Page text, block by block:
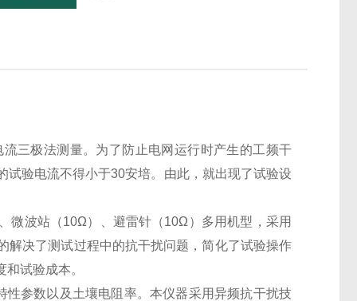
三极法测量。为了防止电网运行时产生的工频干
验电流不得小于30安培。由此，就出现了试验设
微波站（10Ω）、避雷针（10Ω）多用机型，采用
解决了测试过程中的抗干扰问题，简化了试验操作
试验成本。
参数以及土壤电阻率。本仪器采用异频抗干扰技